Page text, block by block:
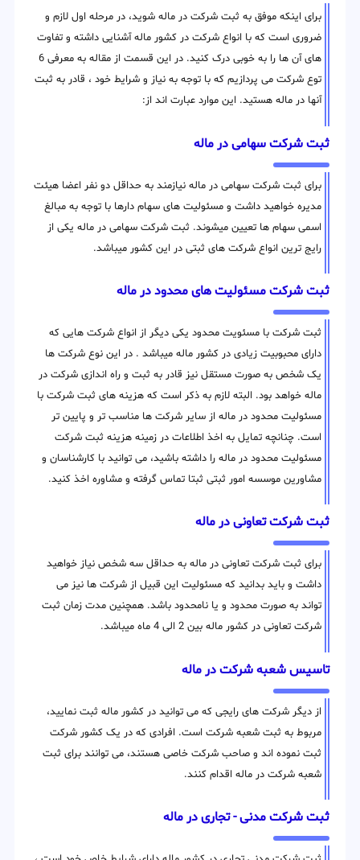
برای اینکه موفق به ثبت شرکت در ماله شوید، در مرحله اول لازم و
ضروری است که با انواع شرکت در کشور ماله آشنایی داشته و تفاوت
های آن ها را به خوبی درک کنید. در این قسمت از مقاله به معرفی 6
توع شرکت می پردازیم که با توجه به نیاز و شرایط خود ، قادر به ثبت
آنها در ماله هستید. این موارد عبارت اند از:
ثبت شرکت سهامی در ماله
برای ثبت شرکت سهامی در ماله نیازمند به حداقل دو نفر اعضا هیئت
مدیره خواهید داشت و مسئولیت های سهام دارها با توجه به مبالغ
اسمی سهام ها تعیین میشوند. ثبت شرکت سهامی در ماله یکی از
رایج ترین انواع شرکت های ثبتی در این کشور میباشد.
ثبت شرکت مسئولیت های محدود در ماله
ثبت شرکت با مسئویت محدود یکی دیگر از انواع شرکت هایی که
دارای محبوبیت زیادی در کشور ماله میباشد . در این نوع شرکت ها
یک شخص به صورت مستقل نیز قادر به ثبت و راه اندازی شرکت در
ماله خواهد بود. البته لازم به ذکر است که هزینه های ثبت شرکت با
مسئولیت محدود در ماله از سایر شرکت ها مناسب تر و پایین تر
است. چنانچه تمایل به اخذ اطلاعات در زمینه هزینه ثبت شرکت
مسئولیت محدود در ماله را داشته باشید، می توانید با کارشناسان و
مشاورین موسسه امور ثبتی ثبتا تماس گرفته و مشاوره اخذ کنید.
ثبت شرکت تعاونی در ماله
برای ثبت شرکت تعاونی در ماله به حداقل سه شخص نیاز خواهید
داشت و باید بدانید که مسئولیت این قبیل از شرکت ها نیز می
تواند به صورت محدود و یا نامحدود باشد. همچنین مدت زمان ثبت
شرکت تعاونی در کشور ماله بین 2 الی 4 ماه میباشد.
تاسیس شعبه شرکت در ماله
از دیگر شرکت های رایجی که می توانید در کشور ماله ثبت نمایید،
مربوط به ثبت شعبه شرکت است. افرادی که در یک کشور شرکت
ثبت نموده اند و صاحب شرکت خاصی هستند، می توانند برای ثبت
شعبه شرکت در ماله اقدام کنند.
ثبت شرکت مدنی - تجاری در ماله